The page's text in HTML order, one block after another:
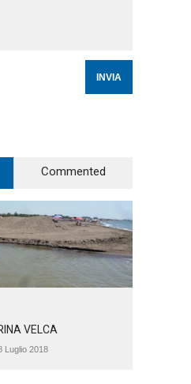
Commented
VELCA
Luglio 2018